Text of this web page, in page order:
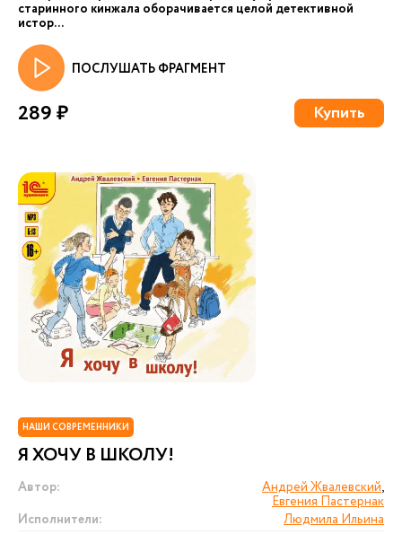
старинного кинжала оборачивается целой детективной
истор...
ПОСЛУШАТЬ ФРАГМЕНТ
289 ₽ Купить
НАШИ СОВРЕМЕННИКИ
Я ХОЧУ В ШКОЛУ!
Автор: Андрей Жвалевский,
Евгения Пастернак
Исполнители:
Людмила Ильина